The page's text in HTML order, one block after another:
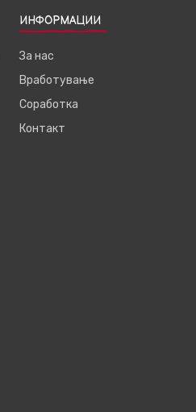
ИНФОРМАЦИИ
За нас
Вработување
Соработка
Контакт